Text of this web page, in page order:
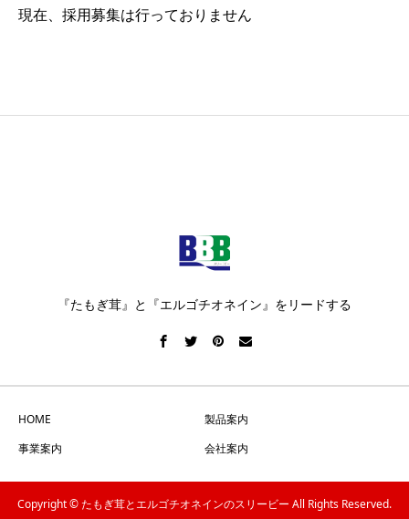
現在、採用募集は行っておりません
『たもぎ茸』と『エルゴチオネイン』をリードする
HOME
製品案内
事業案内
会社案内
Copyright © たもぎ茸とエルゴチオネインのスリービー All Rights Reserved.